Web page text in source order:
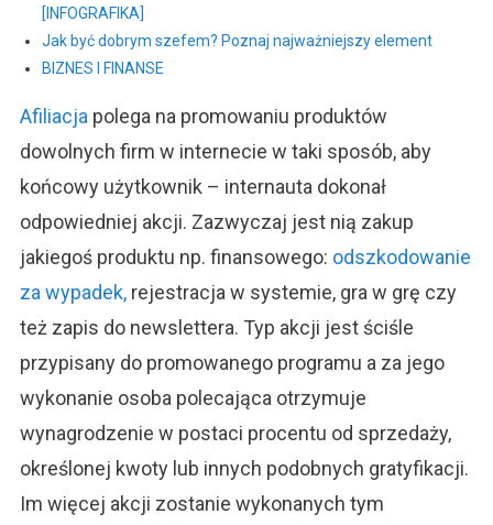
[INFOGRAFIKA]
Jak być dobrym szefem? Poznaj najważniejszy element
BIZNES I FINANSE
Afiliacja polega na promowaniu produktów
dowolnych firm w internecie w taki sposób, aby
końcowy użytkownik – internauta dokonał
odpowiedniej akcji. Zazwyczaj jest nią zakup
jakiegoś produktu np. finansowego: odszkodowanie
za wypadek,rejestracja w systemie, gra w grę czy
też zapis do newslettera. Typ akcji jest ściśle
przypisany do promowanego programu a za jego
wykonanie osoba polecająca otrzymuje
wynagrodzenie w postaci procentu od sprzedaży,
określonej kwoty lub innych podobnych gratyfikacji.
Im więcej akcji zostanie wykonanych tym